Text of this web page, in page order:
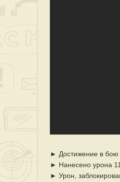
► Достижение в бою
► Нанесено урона
► Урон,